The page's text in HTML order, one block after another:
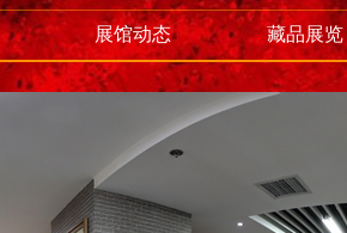
展馆动态 藏品展览